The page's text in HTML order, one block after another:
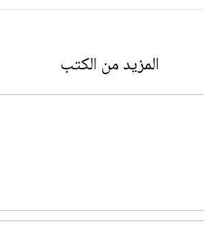
المزيد من الكتب